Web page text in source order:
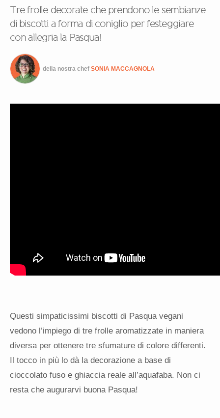
Tre frolle decorate che prendono le sembianze
di biscotti a forma di coniglio per festeggiare
con allegria la Pasqua!
della nostra chef SONIA MACCAGNOLA
Questi simpaticissimi biscotti di Pasqua vegani
vedono l’impiego di tre frolle aromatizzate in maniera
diversa per ottenere tre sfumature di colore differenti.
Il tocco in più lo dà la decorazione a base di
cioccolato fuso e ghiaccia reale all’aquafaba. Non ci
resta che augurarvi buona Pasqua!